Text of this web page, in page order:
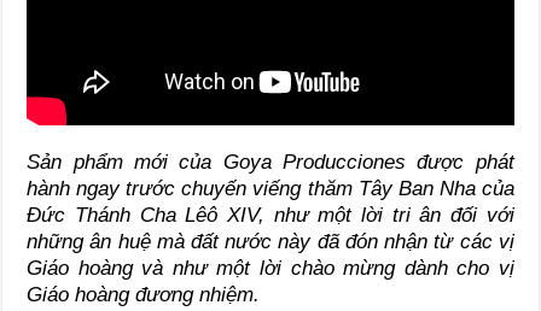
Sản phẩm mới của Goya Producciones được phát
hành ngay trước chuyến viếng thăm Tây Ban Nha của
Đức Thánh Cha Lêô XIV, như một lời tri ân đối với
những ân huệ mà đất nước này đã đón nhận từ các vị
Giáo hoàng và như một lời chào mừng dành cho vị
Giáo hoàng đương nhiệm.